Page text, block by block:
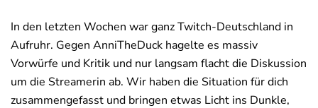
In den letzten Wochen war ganz Twitch-Deutschland in
Aufruhr. Gegen AnniTheDuck hagelte es massiv
Vorwürfe und Kritik und nur langsam flacht die Diskussion
um die Streamerin ab. Wir haben die Situation für dich
zusammengefasst und bringen etwas Licht ins Dunkle,